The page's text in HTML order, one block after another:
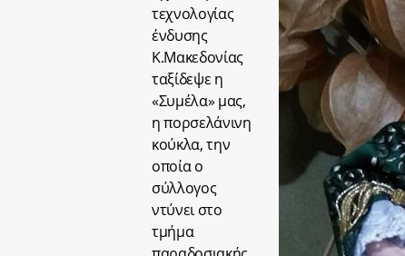
τεχνολογίας
ένδυσης
Κ.Μακεδονίας
ταξίδεψε η
«Συμέλα» μας,
η πορσελάνινη
κούκλα, την
οποία ο
σύλλογος
ντύνει στο
τμήμα